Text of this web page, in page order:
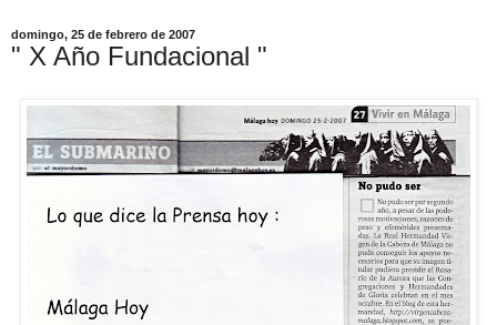
domingo, 25 de febrero de 2007
" X Año Fundacional "